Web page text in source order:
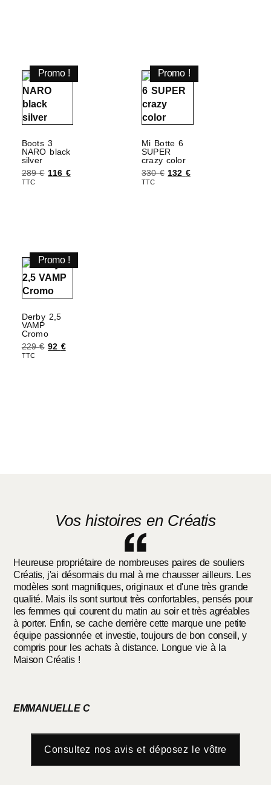
Promo !
Boots 3
NARO black
silver
289€ 116 €
TTC
Promo !
Mi Botte 6
SUPER
crazy color
330€ 132 €
TTC
Promo !
Derby 2,5
VAMP
Cromo
229€ 92 €
TTC
Vos histoires en Créatis
Heureuse propriétaire de nombreuses paires de souliers
Créatis, j'ai désormais du mal à me chausser ailleurs. Les
modèles sont magnifiques, originaux et d'une très grande
qualité. Mais ils sont surtout très confortables, pensés pour
les femmes qui courent du matin au soir et très agréables
à porter. Enfin, se cache derrière cette marque une petite
équipe passionnée et investie, toujours de bon conseil, y
compris pour les achats à distance. Longue vie à la
Maison Créatis !
EMMANUELLE C
Consultez nos avis et déposez le vôtre